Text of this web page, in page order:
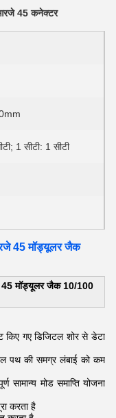
45 कनेक्टर
1 सीटी: 1 सीटी
45 मॉड्यूलर जैक
मॉड्यूलर जैक 10/100
गए डिजिटल शोर से डेटा
पथ की समग्र लंबाई को कम
मोड समाप्ति योजना
करता है